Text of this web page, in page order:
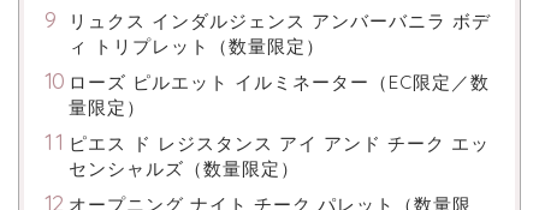
リュクス インダルジェンス アンバーバニラ ボデ
ィ トリプレット（数量限定）
ローズ ピルエット イルミネーター（EC限定／数
量限定）
ピエス ド レジスタンス アイ アンド チーク エッ
センシャルズ（数量限定）
オープニング ナイト チーク パレット（数量限